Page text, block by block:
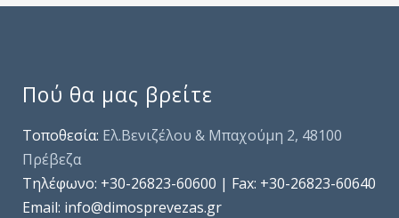
Πού θα μας βρείτε
Τοποθεσία: Ελ.Βενιζέλου & Μπαχούμη 2, 48100
Πρέβεζα
Τηλέφωνo: +30-26823-60600 | Fax: +30-26823-60640
Email: info@dimosprevezas.gr